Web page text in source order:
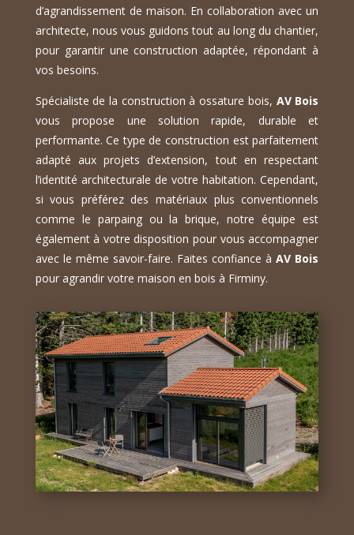
d’agrandissement de maison. En collaboration avec un
architecte, nous vous guidons tout au long du chantier,
pour garantir une construction adaptée, répondant à
vos besoins.
Spécialiste de la construction à ossature bois, AV Bois
vous propose une solution rapide, durable et
performante. Ce type de construction est parfaitement
adapté aux projets d’extension, tout en respectant
l’identité architecturale de votre habitation. Cependant,
si vous préférez des matériaux plus conventionnels
comme le parpaing ou la brique, notre équipe est
également à votre disposition pour vous accompagner
avec le même savoir-faire. Faites confiance àAV Bois
pour agrandir votre maison en bois à Firminy.